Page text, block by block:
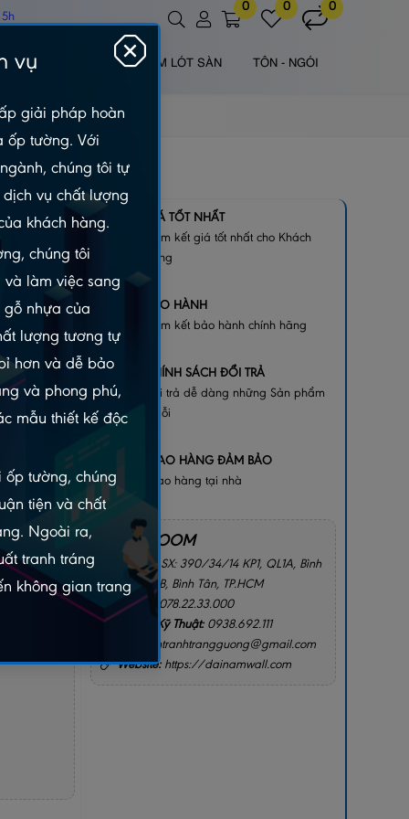
0 0 0
NGOÀI TRỜI TẤM LÓT SÀN TÔN - NGÓI
BẢN
+
GIÁ TỐT NHẤT
Cam kết giá tốt nhất cho Khách
hàng
BẢO HÀNH
Cam kết bảo hành chính hãng
CHÍNH SÁCH ĐỔI TRẢ
Đổi trả dễ dàng những Sản phẩm
bị lỗi
GIAO HÀNG ĐẢM BẢO
Giao hàng tại nhà
SHOWROOM
Địa chỉ: SX: 390/34/14 KP1, QL1A, Bình
Hưng Hòa B, Bình Tân, TP.HCM
Hotline:
078.22.33.000
Hotline Kỹ Thuật: 0938.692.111
intranhtrangguong@gmail.com
Website:https://dainamwall.com
vụ
giải pháp hoàn
ốp tường. Với
chúng tôi tự
vụ chất lượng
khách hàng.
chúng tôi
làm việc sang
gỗ nhựa của
lượng tương tự
hơn và dễ bảo
và phong phú,
mẫu thiết kế độc
ốp tường, chúng
tiện và chất
Ngoài ra,
tranh tráng
không gian trang